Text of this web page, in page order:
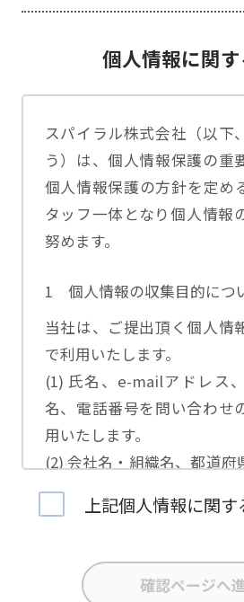
個人情報に関
スパイラル株式会社（以下
う）は、個人情報保護の重
個人情報保護の方針を定め
タッフ一体となり個人情報
努めます。
1 個人情報の収集目的につ
当社は、ご提出頂く個人情
で利用いたします。
(1) 氏名、e-mailアドレス
名、電話番号を問い合わせ
用いたします。
(2) 会社名・組織名、都道府
応担当者の振り分けに利用い
(3) お問合せ内容について集
業活動の参考にいたします。
(4) 氏名、e-mailアドレス
上記個人情報に関